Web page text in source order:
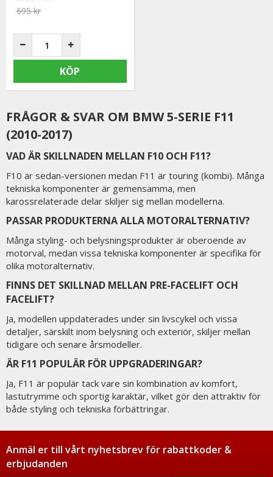
695 kr
KÖP
FRÅGOR & SVAR OM BMW 5-SERIE F11
(2010-2017)
VAD ÄR SKILLNADEN MELLAN F10 OCH F11?
F10 är sedan-versionen medan F11 är touring (kombi). Många
tekniska komponenter är gemensamma, men
karossrelaterade delar skiljer sig mellan modellerna.
PASSAR PRODUKTERNA ALLA MOTORALTERNATIV?
Många styling- och belysningsprodukter är oberoende av
motorval, medan vissa tekniska komponenter är specifika för
olika motoralternativ.
FINNS DET SKILLNAD MELLAN PRE-FACELIFT OCH
FACELIFT?
Ja, modellen uppdaterades under sin livscykel och vissa
detaljer, särskilt inom belysning och exteriör, skiljer mellan
tidigare och senare årsmodeller.
ÄR F11 POPULÄR FÖR UPPGRADERINGAR?
Ja, F11 är populär tack vare sin kombination av komfort,
lastutrymme och sportig karaktär, vilket gör den attraktiv för
både styling och tekniska förbättringar.
Anmäl er till vårt nyhetsbrev för rabattkoder &
erbjudanden